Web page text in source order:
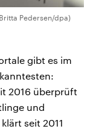
Pedersen/dpa)
gibt es im
2016 überprüft
und
seit 2011